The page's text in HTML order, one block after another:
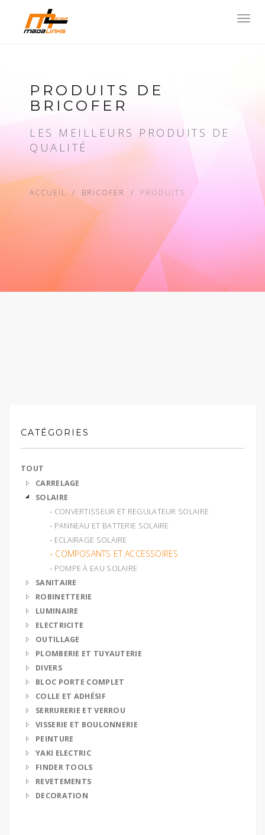
PRODUITS DE
BRICOFER
LES MEILLEURS PRODUITS DE
QUALITÉ
ACCUEIL BRICOFER PRODUITS
CATÉGORIES
TOUT
CARRELAGE
SOLAIRE
‐ CONVERTISSEUR ET REGULATEUR SOLAIRE
‐ PANNEAU ET BATTERIE SOLAIRE
‐ ECLAIRAGE SOLAIRE
‐ COMPOSANTS ET ACCESSOIRES
‐ POMPE À EAU SOLAIRE
SANITAIRE
ROBINETTERIE
LUMINAIRE
ELECTRICITE
OUTILLAGE
PLOMBERIE ET TUYAUTERIE
DIVERS
BLOC PORTE COMPLET
COLLE ET ADHÉSIF
SERRURERIE ET VERROU
VISSERIE ET BOULONNERIE
PEINTURE
YAKI ELECTRIC
FINDER TOOLS
REVETEMENTS
DECORATION